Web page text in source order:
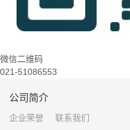
微信二维码
021-51086553
公司简介
企业荣誉 联系我们